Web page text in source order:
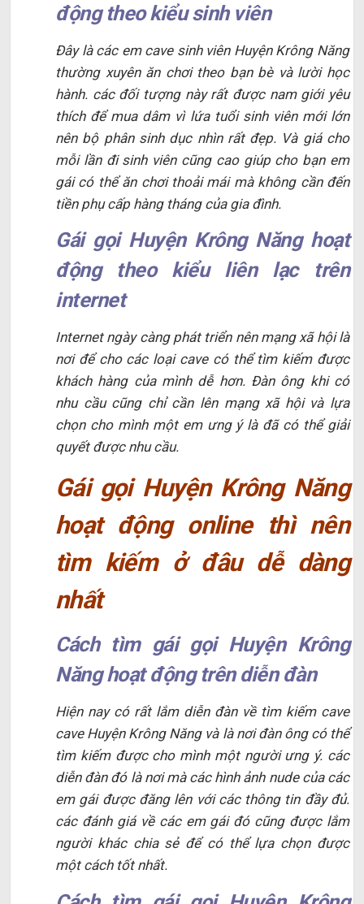
động theo kiểu sinh viên
Đây là các em cave sinh viên Huyện Krông Năng
thường xuyên ăn chơi theo bạn bè và lười học
hành. các đối tượng này rất được nam giới yêu
thích để mua dâm vì lứa tuổi sinh viên mới lớn
nên bộ phân sinh dục nhìn rất đẹp. Và giá cho
mỗi lần đi sinh viên cũng cao giúp cho bạn em
gái có thể ăn chơi thoải mái mà không cần đến
tiền phụ cấp hàng tháng của gia đình.
Gái gọi Huyện Krông Năng hoạt
động theo kiểu liên lạc trên
internet
Internet ngày càng phát triển nên mạng xã hội là
nơi để cho các loại cave có thể tìm kiếm được
khách hàng của mình dễ hơn. Đàn ông khi có
nhu cầu cũng chỉ cần lên mạng xã hội và lựa
chọn cho mình một em ưng ý là đã có thể giải
quyết được nhu cầu.
Gái gọi Huyện Krông Năng
hoạt động online thì nên
tìm kiếm ở đâu dễ dàng
nhất
Cách tìm gái gọi Huyện Krông
Năng hoạt động trên diễn đàn
Hiện nay có rất lắm diễn đàn về tìm kiếm cave
cave Huyện Krông Năng và là nơi đàn ông có thể
tìm kiếm được cho mình một người ưng ý. các
diễn đàn đó là nơi mà các hình ảnh nude của các
em gái được đăng lên với các thông tin đầy đủ.
các đánh giá về các em gái đó cũng được lắm
người khác chia sẻ để có thể lựa chọn được
một cách tốt nhất.